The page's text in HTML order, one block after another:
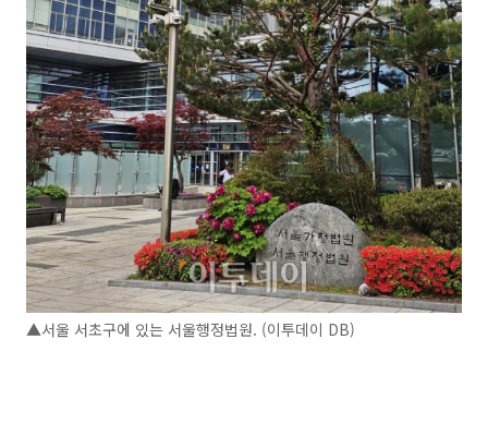
▲서울 서초구에 있는 서울행정법원. (이투데이 DB)